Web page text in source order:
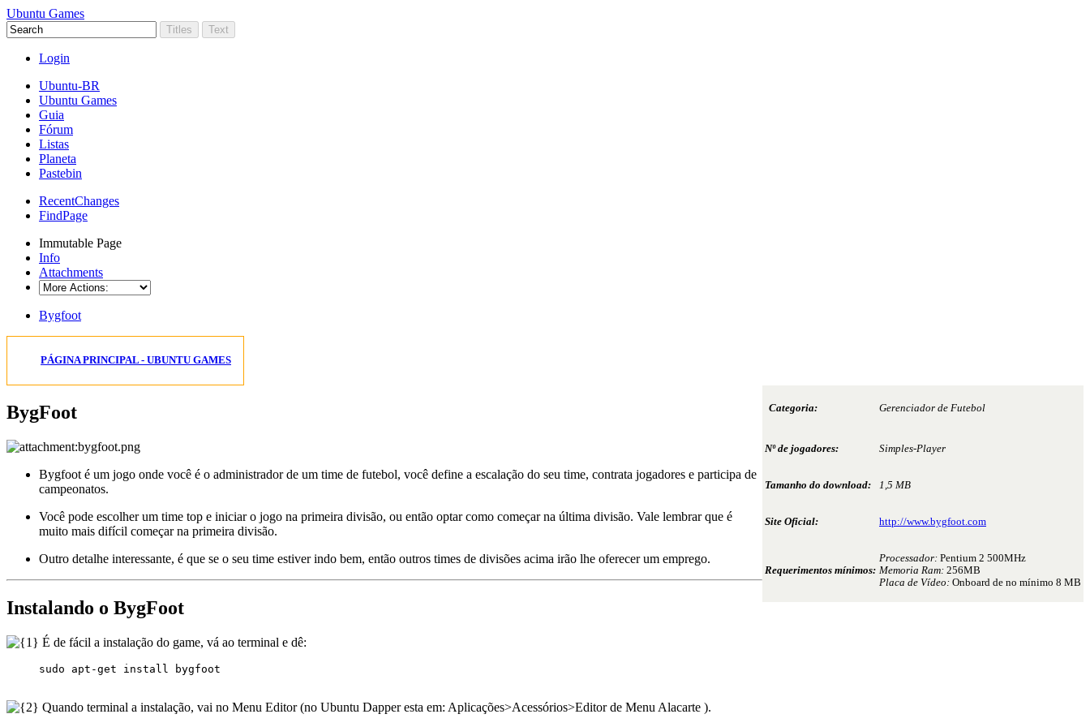
Ubuntu Games
Login
Ubuntu-BR
Ubuntu Games
Guia
Fórum
Listas
Planeta
Pastebin
RecentChanges
FindPage
Immutable Page
Info
Attachments
Bygfoot
PÁGINA PRINCIPAL - UBUNTU GAMES
Categoria: Gerenciador de Futebol
Nº de jogadores: Simples-Player
Tamanho do download: 1,5 MB
Site Oficial: http://www.bygfoot.com
Requerimentos mínimos:
Processador: Pentium 2 500MHz
Memoria Ram: 256MB
Placa de Vídeo: Onboard de no mínimo 8 MB
BygFoot
Bygfoot é um jogo onde você é o administrador de um time de futebol, você define a escalação do seu time, contrata jogadores e participa de
campeonatos.
Você pode escolher um time top e iniciar o jogo na primeira divisão, ou então optar como começar na última divisão. Vale lembrar que é
muito mais difícil começar na primeira divisão.
Outro detalhe interessante, é que se o seu time estiver indo bem, então outros times de divisões acima irão lhe oferecer um emprego.
Instalando o BygFoot
É de fácil a instalação do game, vá ao terminal e dê:
Quando terminal a instalação, vai no Menu Editor (no Ubuntu Dapper esta em: Aplicações>Acessórios>Editor de Menu Alacarte ).